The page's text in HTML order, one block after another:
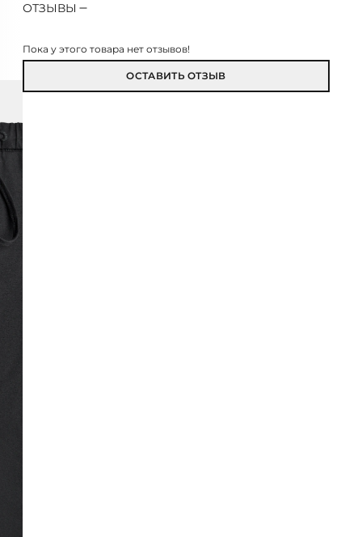
ОТЗЫВЫ
Пока у этого товара нет отзывов!
ОСТАВИТЬ ОТЗЫВ